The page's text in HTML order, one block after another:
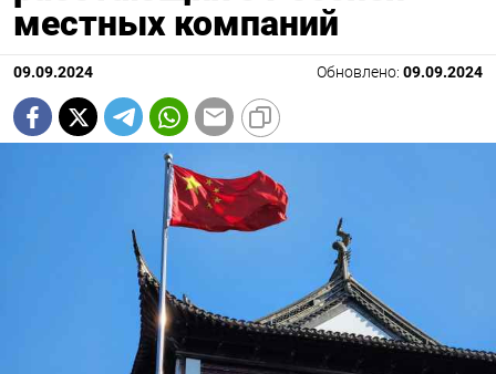
местных компаний
09.09.2024 Обновлено: 09.09.2024